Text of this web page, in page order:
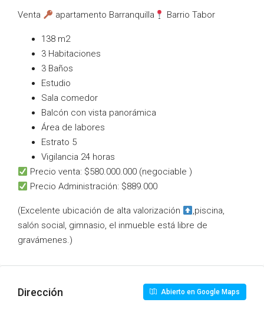
Venta apartamento Barranquilla Barrio Tabor
138 m2
⁠3 Habitaciones
⁠3 Baños
⁠Estudio
⁠Sala comedor
⁠Balcón con vista panorámica
⁠Área de labores
⁠Estrato 5
⁠Vigilancia 24 horas
Precio venta: $580.000.000 (negociable )
Precio Administración: $889.000
(Excelente ubicación de alta valorización
,piscina,
salón social, gimnasio, el inmueble está libre de
gravámenes.)
Dirección Abierto en Google Maps